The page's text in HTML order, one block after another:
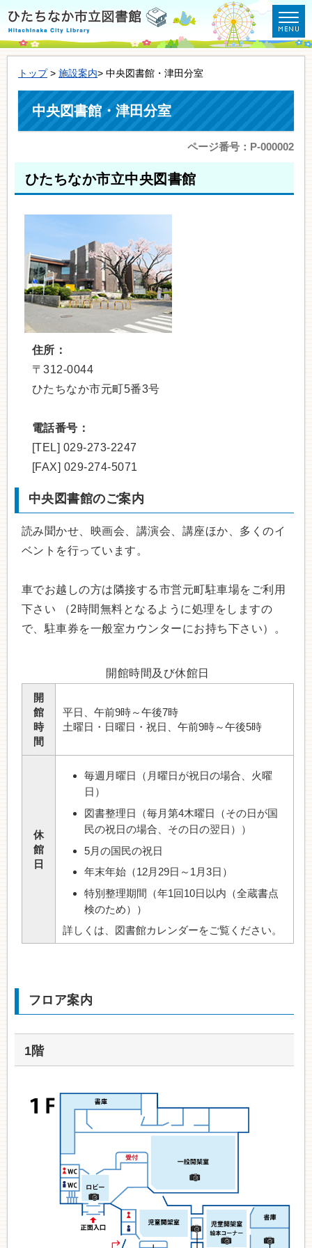
トップ> 施設案内> 中央図書館・津田分室
中央図書館・津田分室
ページ番号：P-000002
ひたちなか市立中央図書館
住所：
〒312-0044
ひたちなか市元町5番3号
電話番号：
[TEL] 029-273-2247
[FAX] 029-274-5071
中央図書館のご案内
読み聞かせ、映画会、講演会、講座ほか、多くのイ
ベントを行っています。
車でお越しの方は隣接する市営元町駐車場をご利用
下さい （2時間無料となるように処理をしますの
で、駐車券を一般室カウンターにお持ち下さい）。
開館時間及び休館日
開
館
時
間
平日、午前9時～午後7時
土曜日・日曜日・祝日、午前9時～午後5時
休
館
日
毎週月曜日（月曜日が祝日の場合、火曜
日）
図書整理日（毎月第4木曜日（その日が国
民の祝日の場合、その日の翌日））
5月の国民の祝日
年末年始（12月29日～1月3日）
特別整理期間（年1回10日以内（全蔵書点
検のため））
詳しくは、図書館カレンダーをご覧ください。
フロア案内
1階